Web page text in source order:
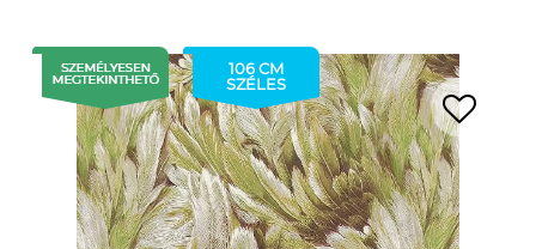
106 CM
SZÉLES